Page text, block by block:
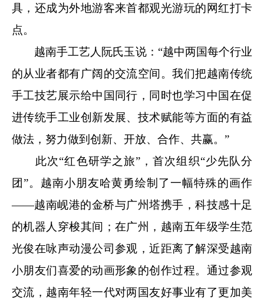
具，还成为外地游客来首都观光游玩的网红打卡
点。
越南手工艺人阮氏玉说：“越中两国每个行业
的从业者都有广阔的交流空间。我们把越南传统
手工技艺展示给中国同行，同时也学习中国在促
进传统手工业创新发展、技术赋能等方面的有益
做法，努力做到创新、开放、合作、共赢。”
此次“红色研学之旅”，首次组织“少先队分
团”。越南小朋友哈黄勇绘制了一幅特殊的画作
——越南岘港的金桥与广州塔携手，科技感十足
的机器人穿梭其间；在广州，越南五年级学生范
光俊在咏声动漫公司参观，近距离了解深受越南
小朋友们喜爱的动画形象的创作过程。通过参观
交流，越南年轻一代对两国友好事业有了更加美